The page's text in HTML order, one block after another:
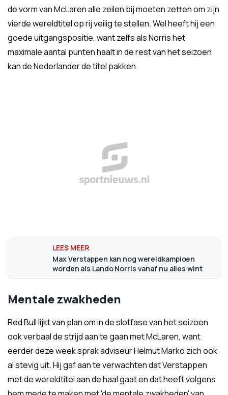
de vorm van McLaren alle zeilen bij moeten zetten om zijn
vierde wereldtitel op rij veilig te stellen. Wel heeft hij een
goede uitgangspositie, want zelfs als Norris het
maximale aantal punten haalt in de rest van het seizoen
kan de Nederlander de titel pakken.
Max Verstappen kan nog wereldkampioen
worden als Lando Norris vanaf nu alles wint
Mentale zwakheden
Red Bull lijkt van plan om in de slotfase van het seizoen
ook verbaal de strijd aan te gaan met McLaren, want
eerder deze week sprak adviseur Helmut Marko zich ook
al stevig uit. Hij gaf aan te verwachten dat Verstappen
met de wereldtitel aan de haal gaat en dat heeft volgens